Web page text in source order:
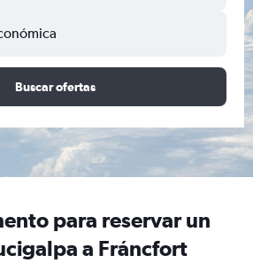
Buscar ofertas
para reservar un
a Fráncfort